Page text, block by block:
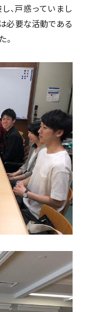
、戸惑っていまし
必要な活動である
。